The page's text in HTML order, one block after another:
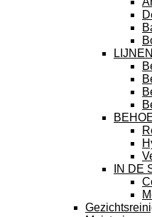
LIJNEN
IN DE